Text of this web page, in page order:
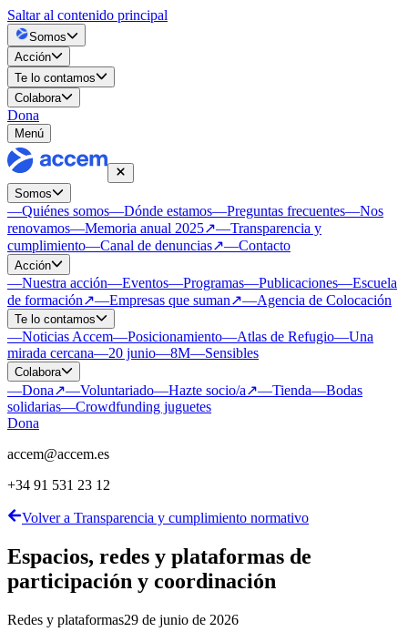
Saltar al contenido principal
Somos
Acción
Te lo contamos
Colabora
Dona
Menú
Somos
—Quiénes somos—Dónde estamos—Preguntas frecuentes—Nos
renovamos—Memoria anual 2025↗—Transparencia y
cumplimiento—Canal de denuncias↗—Contacto
Acción
—Nuestra acción—Eventos—Programas—Publicaciones—Escuela
de formación↗—Empresas que suman↗—Agencia de Colocación
Te lo contamos
—Noticias Accem—Posicionamiento—Atlas de Refugio—Una
mirada cercana—20 junio—8M—Sensibles
Colabora
—Dona↗—Voluntariado—Hazte socio/a↗—Tienda—Bodas
solidarias—Crowdfunding juguetes
Dona
accem@accem.es
+34 91 531 23 12
Volver a Transparencia y cumplimiento normativo
Espacios, redes y plataformas de
participación y coordinación
Redes y plataformas29 de junio de 2026